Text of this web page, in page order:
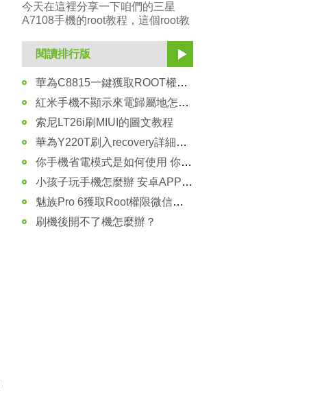
今天在這裡分享一下咱們的三星
A7108手機的root教程，這個root教
閱讀排行版
華為C8815一鍵獲取ROOT權限圖文教程
紅米手機不顯示來電歸屬地怎麼辦？
索尼LT26i刷MIUI的圖文教程
華為Y220T刷入recovery詳細圖文教程
你手機省電模式是如何使用 你真的做對了嗎？
小孩子玩手機怎麼辦 安卓APP啟動限制技巧
魅族Pro 6獲取Root權限微信閃退怎麼辦？
刷機後開不了機怎麼辦？